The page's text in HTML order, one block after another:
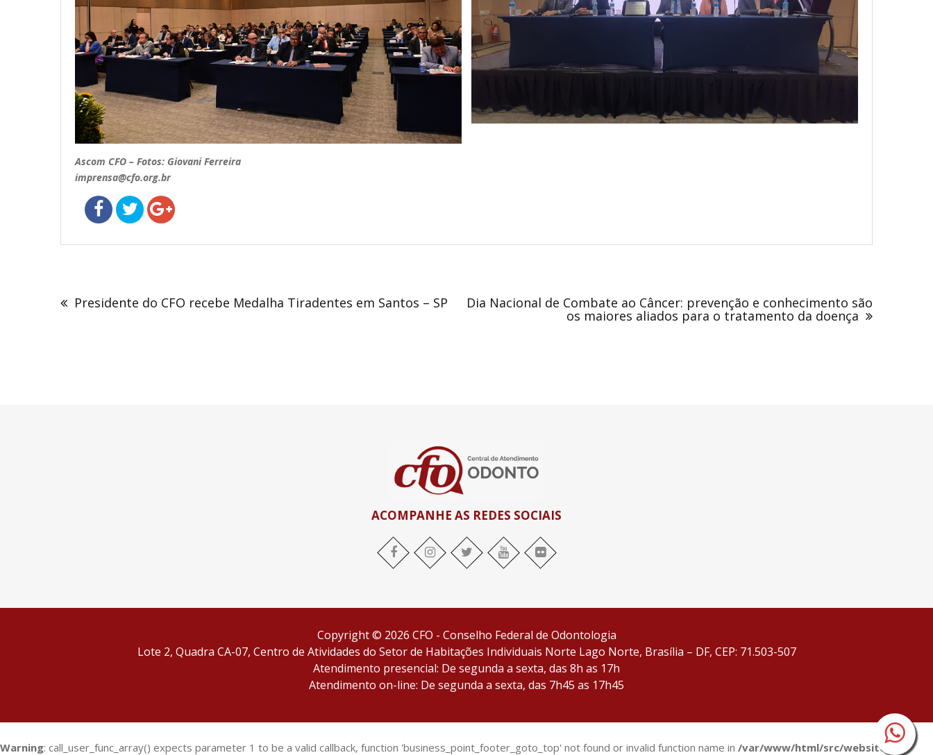
Ascom CFO – Fotos: Giovani Ferreira
imprensa@cfo.org.br
de
Post
Presidente do CFO recebe Medalha Tiradentes em Santos – SP Dia Nacional de Combate ao Câncer: prevenção e conhecimento são
os maiores aliados para o tratamento da doença
ACOMPANHE AS REDES SOCIAIS
facebook Instagram twitter youtube flickr
Copyright © 2026 CFO - Conselho Federal de Odontologia
Lote 2, Quadra CA-07, Centro de Atividades do Setor de Habitações Individuais Norte Lago Norte, Brasília – DF, CEP: 71.503-507
Atendimento presencial: De segunda a sexta, das 8h as 17h
Atendimento on-line: De segunda a sexta, das 7h45 as 17h45
Warning: call_user_func_array() expects parameter 1 to be a valid callback, function 'business_point_footer_goto_top' not found or invalid function name in /var/www/html/src/website/wp-